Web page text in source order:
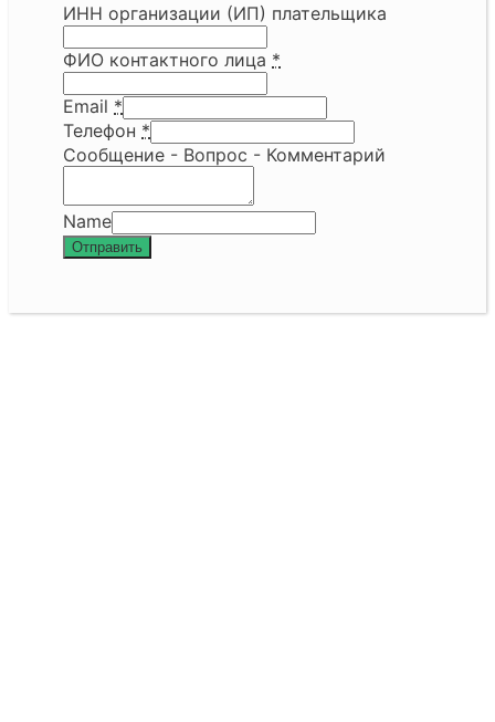
ИНН организации (ИП) плательщика
ФИО контактного лица *
Email *
Телефон *
Сообщение - Вопрос - Комментарий
Name
Отправить